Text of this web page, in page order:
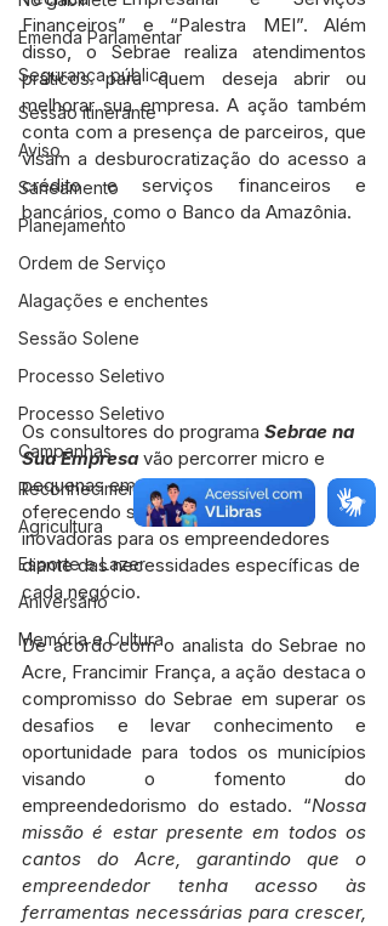
Emenda Parlamentar
Segurança pública
Sessão itinerante
Aviso
Saneamento
Planejamento
Ordem de Serviço
Alagações e enchentes
Sessão Solene
Processo Seletivo
Processo Seletivo
Campanhas
Reconhecimento Nacional
Agricultura
Esporte e Lazer
Aniversário
Memória e Cultura
Financeiros” e “Palestra MEI”. Além
disso, o Sebrae realiza atendimentos
práticos para quem deseja abrir ou
melhorar sua empresa. A ação também
conta com a presença de parceiros, que
visam a desburocratização do acesso a
crédito e serviços financeiros e
bancários, como o Banco da Amazônia.
Os consultores do programa Sebrae na
Sua Empresa vão percorrer micro e
pequenas empresas da cidade,
oferecendo soluções rápidas e
inovadoras para os empreendedores
diante das necessidades específicas de
cada negócio.
De acordo com o analista do Sebrae no
Acre, Francimir França, a ação destaca o
compromisso do Sebrae em superar os
desafios e levar conhecimento e
oportunidade para todos os municípios
visando o fomento do
empreendedorismo do estado. “Nossa
missão é estar presente em todos os
cantos do Acre, garantindo que o
empreendedor tenha acesso às
ferramentas necessárias para crescer,